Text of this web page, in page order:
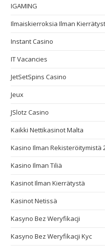
IGAMING
Ilmaiskierroksia Ilman
Instant Casino
IT Vacancies
JetSetSpins Casino
Jeux
JSlotz Casino
Kaikki Nettikasinot Malta
Kasino Ilman Rekisteröitymistä
Kasino Ilman Tiliä
Kasinot Ilman Kierrätystä
Kasinot Netissä
Kasyno Bez Weryfikacji
Kasyno Bez Weryfikacji Kyc